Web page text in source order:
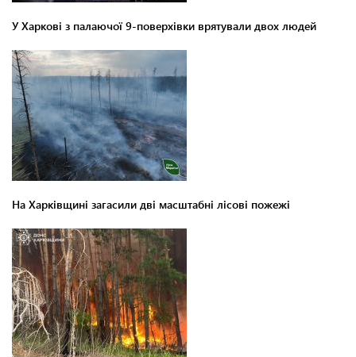
У Харкові з палаючої 9-поверхівки врятували двох людей
На Харківщині загасили дві масштабні лісові пожежі